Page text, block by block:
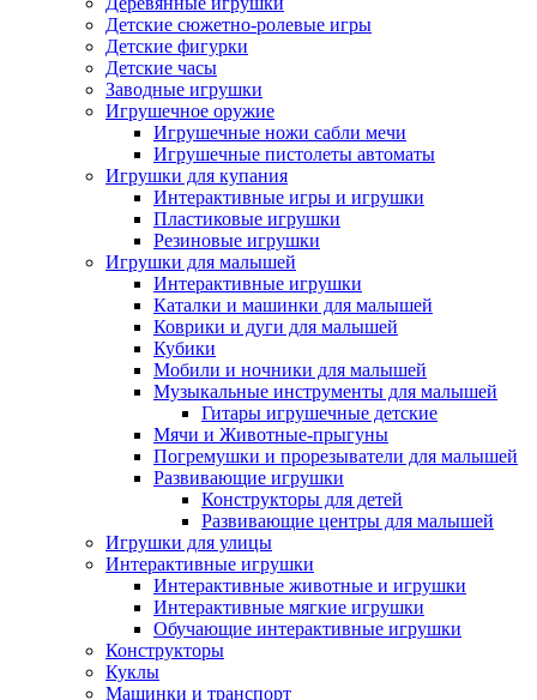
Детские сюжетно-ролевые игры
Детские фигурки
Детские часы
Заводные игрушки
Игрушечное оружие
Игрушечные ножи сабли мечи
Игрушечные пистолеты автоматы
Игрушки для купания
Интерактивные игры и игрушки
Пластиковые игрушки
Резиновые игрушки
Игрушки для малышей
Интерактивные игрушки
Каталки и машинки для малышей
Коврики и дуги для малышей
Кубики
Мобили и ночники для малышей
Музыкальные инструменты для малышей
Гитары игрушечные детские
Мячи и Животные-прыгуны
Погремушки и прорезыватели для малышей
Развивающие игрушки
Конструкторы для детей
Развивающие центры для малышей
Игрушки для улицы
Интерактивные игрушки
Интерактивные животные и игрушки
Интерактивные мягкие игрушки
Обучающие интерактивные игрушки
Конструкторы
Куклы
Машинки и транспорт